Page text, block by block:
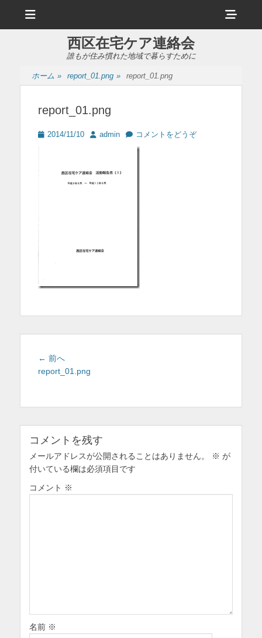
ュ
ヘ
ッ
サ
示
西区在宅ケア連絡会
誰もが住み慣れた地域で暮らすために
ホーム » report_01.png » report_01.png
report_01.png
投 2014/11/10
投 admin コメントをどうぞ
投
稿
ー
シ
ョ
ン
← 前へ
の
report_01.png
コメントを残す
メールアドレスが公開されることはありません。 ※ が
付いている欄は必須項目です
コメント ※
名前 ※